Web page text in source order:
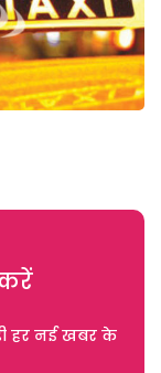
हर नई खबर के